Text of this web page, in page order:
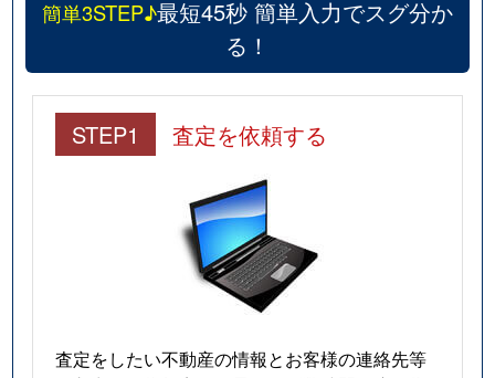
簡単3STEP♪最短45秒 簡単入力でスグ分か
る！
STEP1 査定を依頼する
査定をしたい不動産の情報とお客様の連絡先等